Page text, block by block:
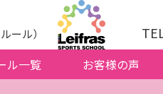
ール）
ル一覧 お客様の声